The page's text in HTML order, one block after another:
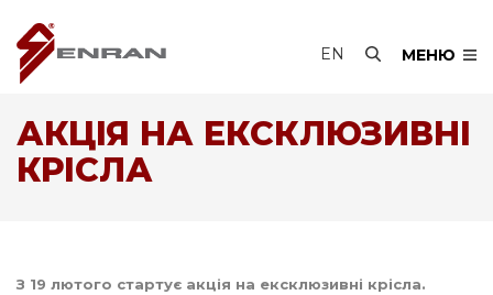
EN МЕНЮ
АКЦІЯ НА ЕКСКЛЮЗИВНІ
КРІСЛА
З 19 лютого стартує акція на ексклюзивні крісла.